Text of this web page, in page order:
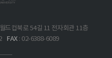
드컵북로 54길 11 전자회관 11층
FAX: 02-6388-6089